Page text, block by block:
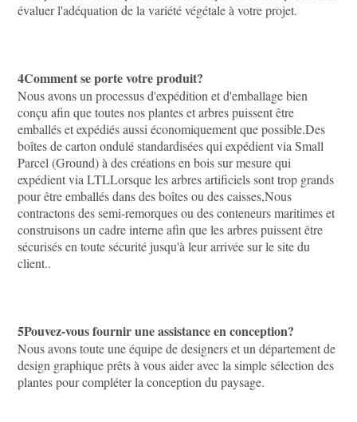
évaluer l'adéquation de la variété végétale à votre projet.
4Comment se porte votre produit?
Nous avons un processus d'expédition et d'emballage bien
conçu afin que toutes nos plantes et arbres puissent être
emballés et expédiés aussi économiquement que possible.Des
boîtes de carton ondulé standardisées qui expédient via Small
Parcel (Ground) à des créations en bois sur mesure qui
expédient via LTLLorsque les arbres artificiels sont trop grands
pour être emballés dans des boîtes ou des caisses,Nous
contractons des semi-remorques ou des conteneurs maritimes et
construisons un cadre interne afin que les arbres puissent être
sécurisés en toute sécurité jusqu'à leur arrivée sur le site du
client..
5Pouvez-vous fournir une assistance en conception?
Nous avons toute une équipe de designers et un département de
design graphique prêts à vous aider avec la simple sélection des
plantes pour compléter la conception du paysage.